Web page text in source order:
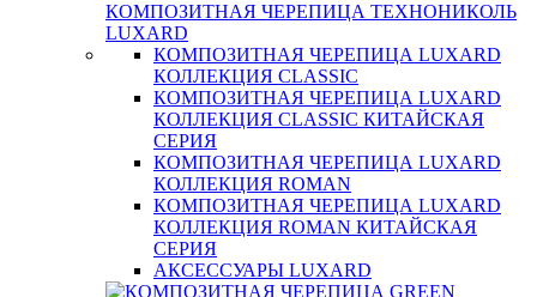
КОМПОЗИТНАЯ ЧЕРЕПИЦА ТЕХНОНИКОЛЬ
LUXARD
КОМПОЗИТНАЯ ЧЕРЕПИЦА LUXARD
КОЛЛЕКЦИЯ CLASSIC
КОМПОЗИТНАЯ ЧЕРЕПИЦА LUXARD
КОЛЛЕКЦИЯ CLASSIC КИТАЙСКАЯ
СЕРИЯ
КОМПОЗИТНАЯ ЧЕРЕПИЦА LUXARD
КОЛЛЕКЦИЯ ROMAN
КОМПОЗИТНАЯ ЧЕРЕПИЦА LUXARD
КОЛЛЕКЦИЯ ROMAN КИТАЙСКАЯ
СЕРИЯ
АКСЕССУАРЫ LUXARD